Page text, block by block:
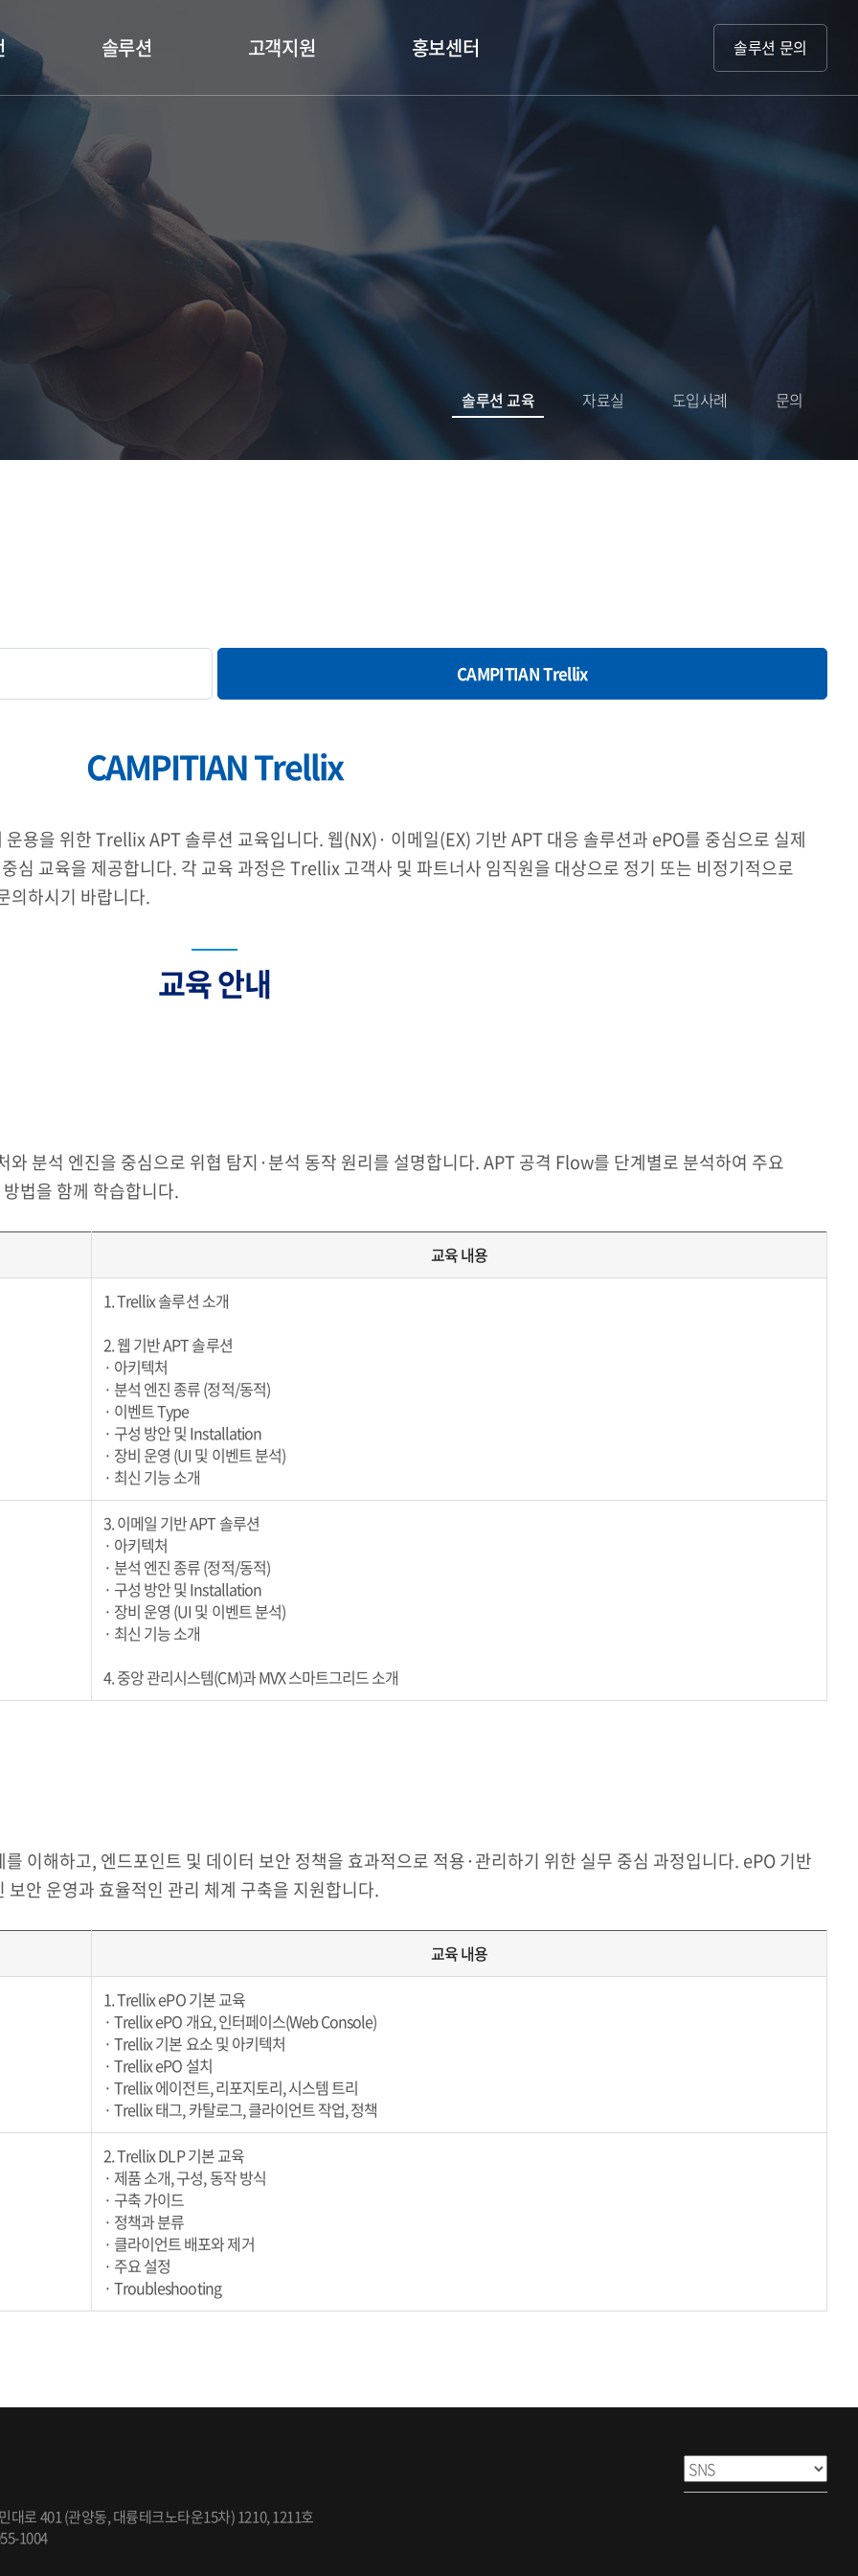
솔루션 고객지원 홍보센터 솔루션 문의
솔루션 교육 자료실 도입사례 문의
CAMPITIAN Trellix
CAMPITIAN Trellix
용을 위한 Trellix APT 솔루션 교육입니다. 웹(NX)· 이메일(EX) 기반 APT 대응 솔루션과 ePO를 중심으로 실제
심 교육을 제공합니다. 각 교육 과정은 Trellix 고객사 및 파트너사 임직원을 대상으로 정기 또는 비정기적으로
의하시기 바랍니다.
교육 안내
분석 엔진을 중심으로 위협 탐지·분석 동작 원리를 설명합니다. APT 공격 Flow를 단계별로 분석하여 주요
법을 함께 학습합니다.
교육 내용
1. Trellix 솔루션 소개
2. 웹 기반 APT 솔루션
· 아키텍처
· 분석 엔진 종류 (정적/동적)
· 이벤트 Type
· 구성 방안 및 Installation
· 장비 운영 (UI 및 이벤트 분석)
· 최신 기능 소개
3. 이메일 기반 APT 솔루션
· 아키텍처
· 분석 엔진 종류 (정적/동적)
· 구성 방안 및 Installation
· 장비 운영 (UI 및 이벤트 분석)
· 최신 기능 소개
4. 중앙 관리시스템(CM)과 MVX 스마트그리드 소개
이해하고, 엔드포인트 및 데이터 보안 정책을 효과적으로 적용·관리하기 위한 실무 중심 과정입니다. ePO 기반
안 운영과 효율적인 관리 체계 구축을 지원합니다.
교육 내용
1. Trellix ePO 기본 교육
· Trellix ePO 개요, 인터페이스(Web Console)
· Trellix 기본 요소 및 아키텍처
· Trellix ePO 설치
· Trellix 에이전트, 리포지토리, 시스템 트리
· Trellix 태그, 카탈로그, 클라이언트 작업, 정책
2. Trellix DLP 기본 교육
· 제품 소개, 구성, 동작 방식
· 구축 가이드
· 정책과 분류
· 클라이언트 배포와 제거
· 주요 설정
· Troubleshooting
대로 401 (관양동, 대륭테크노타운15차) 1210, 1211호
1004